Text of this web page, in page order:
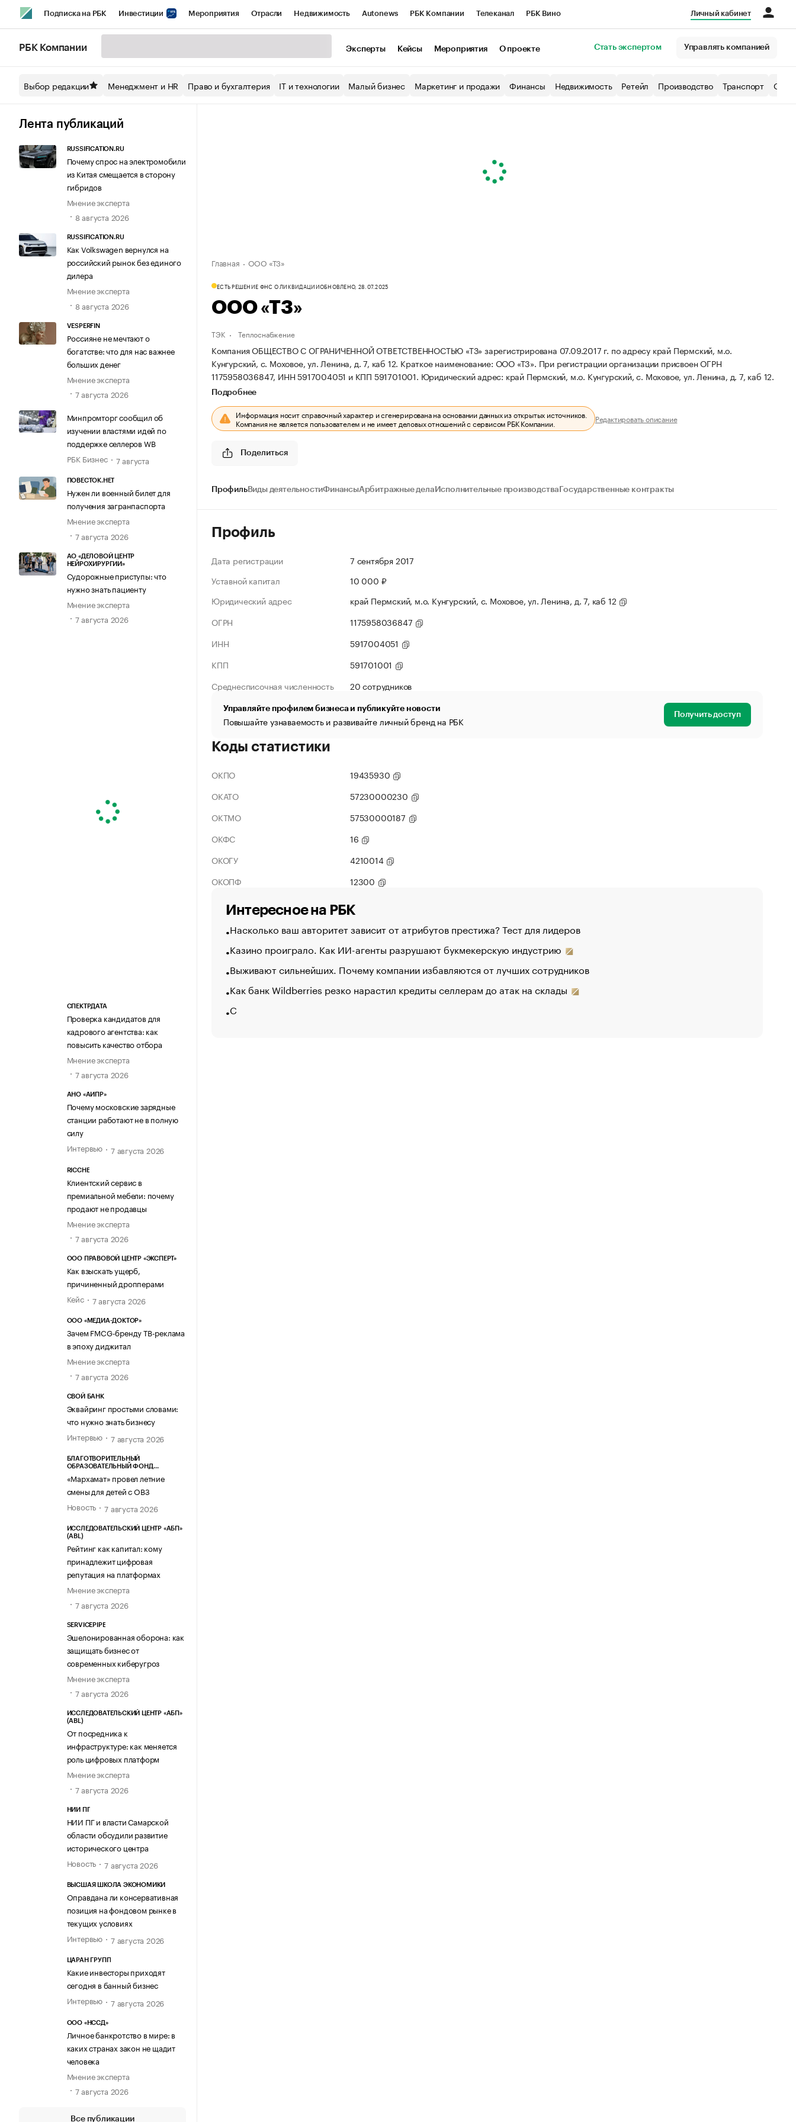
Подписка на РБК Инвестиции Мероприятия Отрасли Недвижимость Autonews РБК Компании Телеканал РБК Вино
Спецпроекты СПб Конференции СПб Спецпроекты Экономика Бизнес
Технологии и медиа
Личный кабинет
РБК Компании Эксперты Кейсы Мероприятия О проекте Стать экспертом Управлять компанией
Выбор редакции Менеджмент и HR Право и бухгалтерия IT и технологии Малый бизнес Маркетинг и продажи Финансы Недвижимость Ретейл Производство Транспорт
Лента публикаций
RUSSIFICATION.RU
Почему спрос на электромобили
из Китая смещается в сторону
гибридов
Мнение эксперта
8 августа 2026
RUSSIFICATION.RU
Как Volkswagen вернулся на
российский рынок без единого
дилера
Мнение эксперта
8 августа 2026
VESPERFIN
Россияне не мечтают о
богатстве: что для нас важнее
больших денег
Мнение эксперта
7 августа 2026
Минпромторг сообщил об
изучении властями идей по
поддержке селлеров WB
РБК Бизнес
7 августа
ПОВЕСТОК.НЕТ
Нужен ли военный билет для
получения загранпаспорта
Мнение эксперта
7 августа 2026
АО «ДЕЛОВОЙ ЦЕНТР
НЕЙРОХИРУРГИИ»
Судорожные приступы: что
нужно знать пациенту
Мнение эксперта
7 августа 2026
СПЕКТРДАТА
Проверка кандидатов для
кадрового агентства: как
повысить качество отбора
Мнение эксперта
7 августа 2026
АНО «АИПР»
Почему московские зарядные
станции работают не в полную
силу
Интервью
7 августа 2026
RICCHE
Клиентский сервис в
премиальной мебели: почему
продают не продавцы
Мнение эксперта
7 августа 2026
ООО ПРАВОВОЙ ЦЕНТР «ЭКСПЕРТ»
Как взыскать ущерб,
причиненный дропперами
Кейс
7 августа 2026
ООО «МЕДИА-ДОКТОР»
Зачем FMCG-бренду ТВ-реклама
в эпоху диджитал
Мнение эксперта
7 августа 2026
СВОЙ БАНК
Эквайринг простыми словами:
что нужно знать бизнесу
Интервью
7 августа 2026
БЛАГОТВОРИТЕЛЬНЫЙ
ОБРАЗОВАТЕЛЬНЫЙ ФОНД
«Мархамат» провел летние
смены для детей с ОВЗ
Новость
7 августа 2026
ИССЛЕДОВАТЕЛЬСКИЙ ЦЕНТР «АБП»
(ABL)
Рейтинг как капитал: кому
принадлежит цифровая
репутация на платформах
Мнение эксперта
7 августа 2026
SERVICEPIPE
Эшелонированная оборона: как
защищать бизнес от
современных киберугроз
Мнение эксперта
7 августа 2026
ИССЛЕДОВАТЕЛЬСКИЙ ЦЕНТР «АБП»
(ABL)
От посредника к
инфраструктуре: как меняется
роль цифровых платформ
Мнение эксперта
7 августа 2026
НИИ ПГ
НИИ ПГ и власти Самарской
области обсудили развитие
исторического центра
Новость
7 августа 2026
ВЫСШАЯ ШКОЛА ЭКОНОМИКИ
Оправдана ли консервативная
позиция на фондовом рынке в
текущих условиях
Интервью
7 августа 2026
ЦАРАН ГРУПП
Какие инвесторы приходят
сегодня в банный бизнес
Интервью
7 августа 2026
ООО «НССД»
Личное банкротство в мире: в
каких странах закон не щадит
человека
Мнение эксперта
7 августа 2026
Все публикации
Главная ООО «Т3»
ЕСТЬ РЕШЕНИЕ ФНС О ЛИКВИДАЦИИОБНОВЛЕНО, 28.07.2025
ООО «Т3»
ТЭК Теплоснабжение
Компания ОБЩЕСТВО С ОГРАНИЧЕННОЙ ОТВЕТСТВЕННОСТЬЮ «ТЗ» зарегистрирована 07.09.2017 г. по адресу край Пермский, м.о.
Кунгурский, с. Моховое, ул. Ленина, д. 7, каб 12. Краткое наименование: ООО «Т3». При регистрации организации присвоен ОГРН
1175958036847, ИНН 5917004051 и КПП 591701001. Юридический адрес: край Пермский, м.о. Кунгурский, с. Моховое, ул. Ленина, д. 7, каб 12.
Подробнее
Информация носит справочный характер и сгенерирована на основании данных из открытых источников.
Компания не является пользователем и не имеет деловых отношений с сервисом РБК Компании. Редактировать описание
Поделиться
ПрофильВиды деятельностиФинансыАрбитражные дела Исполнительные производства Государственные контракты
Профиль
Дата регистрации
7 сентября 2017
Уставной капитал
10 000 ₽
Юридический адрес
край Пермский, м.о. Кунгурский, с. Моховое, ул. Ленина, д. 7, каб 12
ОГРН
1175958036847
ИНН
5917004051
КПП
591701001
Среднесписочная численность
20 сотрудников
Управляйте профилем бизнеса и публикуйте новости
Повышайте узнаваемость и развивайте личный бренд на РБК Получить доступ
Коды статистики
ОКПО
19435930
ОКАТО
57230000230
ОКТМО
57530000187
ОКФС
16
ОКОГУ
4210014
ОКОПФ
12300
Интересное на РБК
Насколько ваш авторитет зависит от атрибутов престижа? Тест для лидеров
Казино проиграло. Как ИИ-агенты разрушают букмекерскую индустрию
Выживают сильнейших. Почему компании избавляются от лучших сотрудников
Как банк Wildberries резко нарастил кредиты селлерам до атак на склады
С